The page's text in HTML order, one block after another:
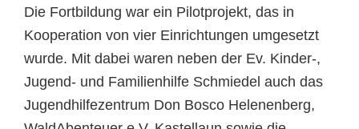
Die Fortbildung war ein Pilotprojekt, das in
Kooperation von vier Einrichtungen umgesetzt
wurde. Mit dabei waren neben der Ev. Kinder-,
Jugend- und Familienhilfe Schmiedel auch das
Jugendhilfezentrum Don Bosco Helenenberg,